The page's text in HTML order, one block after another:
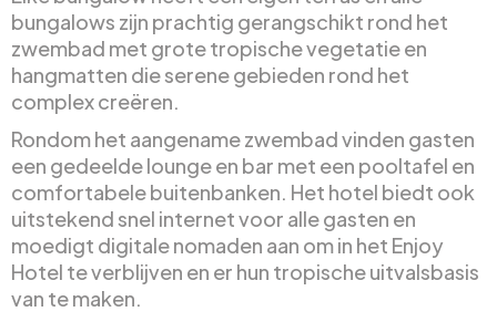
bungalows zijn prachtig gerangschikt rond het
zwembad met grote tropische vegetatie en
hangmatten die serene gebieden rond het
complex creëren.
Rondom het aangename zwembad vinden gasten
een gedeelde lounge en bar met een pooltafel en
comfortabele buitenbanken. Het hotel biedt ook
uitstekend snel internet voor alle gasten en
moedigt digitale nomaden aan om in het Enjoy
Hotel te verblijven en er hun tropische uitvalsbasis
van te maken.